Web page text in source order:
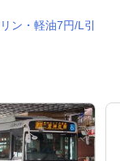
ン・軽油7円/L引